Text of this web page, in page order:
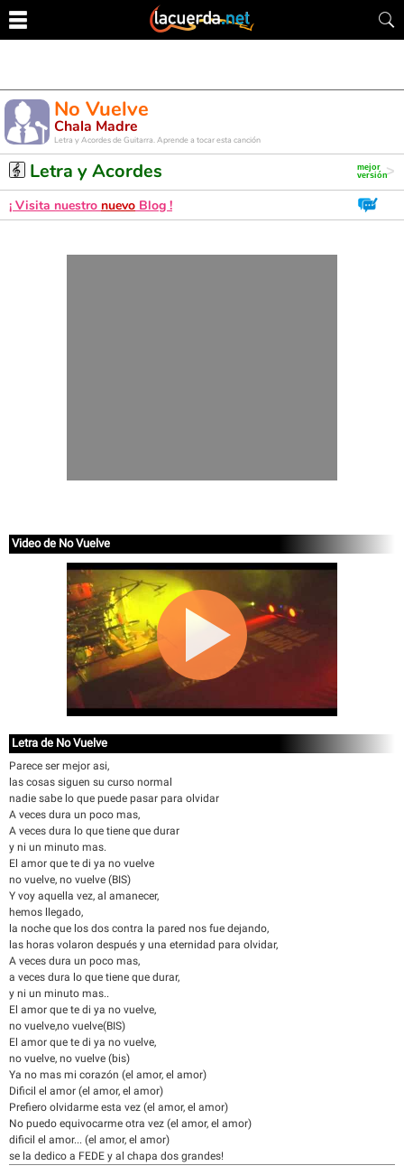
No Vuelve
Chala Madre
Letra y Acordes de Guitarra. Aprende a tocar esta canción
Letra y Acordes
¡ Visita nuestro nuevo Blog !
Video de No Vuelve
Letra de No Vuelve
Parece ser mejor asi,
las cosas siguen su curso normal
nadie sabe lo que puede pasar para olvidar
A veces dura un poco mas,
A veces dura lo que tiene que durar
y ni un minuto mas.
El amor que te di ya no vuelve
no vuelve, no vuelve (BIS)
Y voy aquella vez, al amanecer,
hemos llegado,
la noche que los dos contra la pared nos fue dejando,
las horas volaron después y una eternidad para olvidar,
A veces dura un poco mas,
a veces dura lo que tiene que durar,
y ni un minuto mas..
El amor que te di ya no vuelve,
no vuelve,no vuelve(BIS)
El amor que te di ya no vuelve,
no vuelve, no vuelve (bis)
Ya no mas mi corazón (el amor, el amor)
Dificil el amor (el amor, el amor)
Prefiero olvidarme esta vez (el amor, el amor)
No puedo equivocarme otra vez (el amor, el amor)
dificil el amor... (el amor, el amor)
se la dedico a FEDE y al chapa dos grandes!